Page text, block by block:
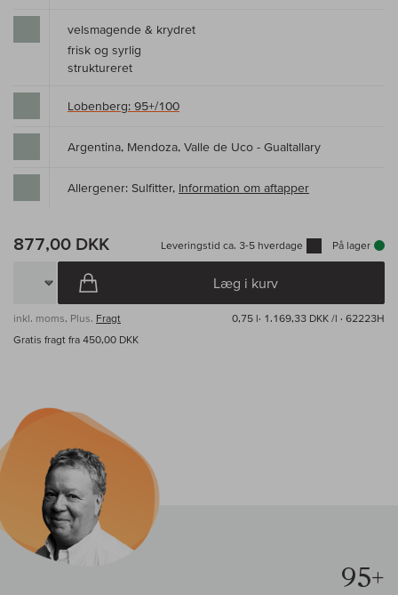
velsmagende & krydret
frisk og syrlig
struktureret
Lobenberg: 95+/100
Argentina, Mendoza, Valle de Uco - Gualtallary
Allergener: Sulfitter, Information om aftapper
877,00 DKK Leveringstid ca. 3-5 hverdage På lager
Læg i kurv
inkl. moms, Plus. Fragt 0,75 l· 1.169,33 DKK /l · 62223H
Gratis fragt fra 450,00 DKK
95+